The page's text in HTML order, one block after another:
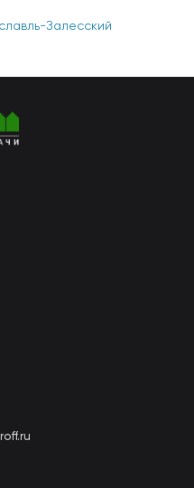
Залесский